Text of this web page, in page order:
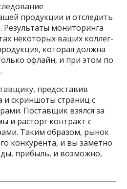
продукции и отследить
Результаты мониторинга
некоторых ваших коллег-
которая должна
офлайн, и при этом по
предоставив
скриншоты страниц с
Поставщик взялся за
и расторг контракт с
Таким образом, рынок
конкурента, и вы заметно
прибыль, и возможно,